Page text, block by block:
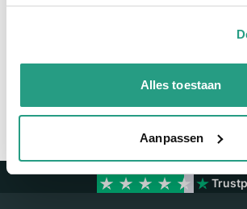
Alles toestaan
Aanpassen
Neem contact met ons op